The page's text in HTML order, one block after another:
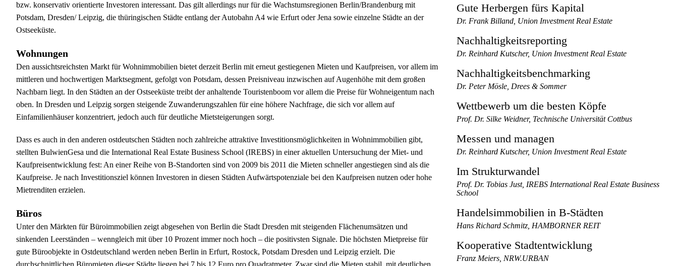
bzw. konservativ orientierte Investoren interessant. Das gilt allerdings nur für die Wachstumsregionen Berlin/Brandenburg mit
Potsdam, Dresden/ Leipzig, die thüringischen Städte entlang der Autobahn A4 wie Erfurt oder Jena sowie einzelne Städte an der
Ostseeküste.
Wohnungen
Den aussichtsreichsten Markt für Wohnimmobilien bietet derzeit Berlin mit erneut gestiegenen Mieten und Kaufpreisen, vor allem im
mittleren und hochwertigen Marktsegment, gefolgt von Potsdam, dessen Preisniveau inzwischen auf Augenhöhe mit dem großen
Nachbarn liegt. In den Städten an der Ostseeküste treibt der anhaltende Touristenboom vor allem die Preise für Wohneigentum nach
oben. In Dresden und Leipzig sorgen steigende Zuwanderungszahlen für eine höhere Nachfrage, die sich vor allem auf
Einfamilienhäuser konzentriert, jedoch auch für deutliche Mietsteigerungen sorgt.
Dass es auch in den anderen ostdeutschen Städten noch zahlreiche attraktive Investitionsmöglichkeiten in Wohnimmobilien gibt,
stellten BulwienGesa und die International Real Estate Business School (IREBS) in einer aktuellen Untersuchung der Miet- und
Kaufpreisentwicklung fest: An einer Reihe von B-Standorten sind von 2009 bis 2011 die Mieten schneller angestiegen sind als die
Kaufpreise. Je nach Investitionsziel können Investoren in diesen Städten Aufwärtspotenziale bei den Kaufpreisen nutzen oder hohe
Mietrenditen erzielen.
Büros
Unter den Märkten für Büroimmobilien zeigt abgesehen von Berlin die Stadt Dresden mit steigenden Flächenumsätzen und
sinkenden Leerständen – wenngleich mit über 10 Prozent immer noch hoch – die positivsten Signale. Die höchsten Mietpreise für
gute Büroobjekte in Ostdeutschland werden neben Berlin in Erfurt, Rostock, Potsdam Dresden und Leipzig erzielt. Die
Gute Herbergen fürs Kapital
Dr. Frank Billand, Union Investment Real Estate
Nachhaltigkeitsreporting
Dr. Reinhard Kutscher, Union Investment Real Estate
Nachhaltigkeitsbenchmarking
Dr. Peter Mösle, Drees & Sommer
Wettbewerb um die besten Köpfe
Prof. Dr. Silke Weidner, Technische Universität Cottbus
Messen und managen
Dr. Reinhard Kutscher, Union Investment Real Estate
Im Strukturwandel
Prof. Dr. Tobias Just, IREBS International Real Estate Business
School
Handelsimmobilien in B-Städten
Hans Richard Schmitz, HAMBORNER REIT
Kooperative Stadtentwicklung
Franz Meiers, NRW.URBAN